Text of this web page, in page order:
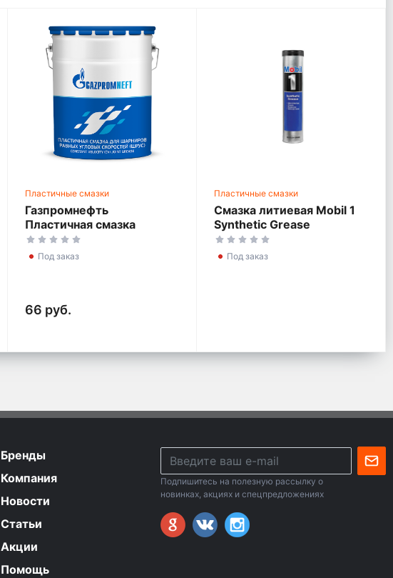
Пластичные смазки
Газпромнефть
Пластичная смазка
(ШРУС)
Под заказ
66 руб.
Пластичные смазки
Смазка литиевая Mobil 1
Synthetic Grease
Под заказ
Бренды
Компания
Новости
Статьи
Акции
Помощь
Подпишитесь на полезную рассылку о
новинках, акциях и спецпредложениях